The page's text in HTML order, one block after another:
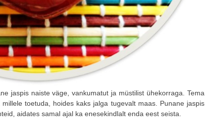
jaspis naiste väge, vankumatut ja müstilist ühekorraga. Tema
toetuda, hoides kaks jalga tugevalt maas. Punane jaspis
aidates samal ajal ka enesekindlalt enda eest seista.